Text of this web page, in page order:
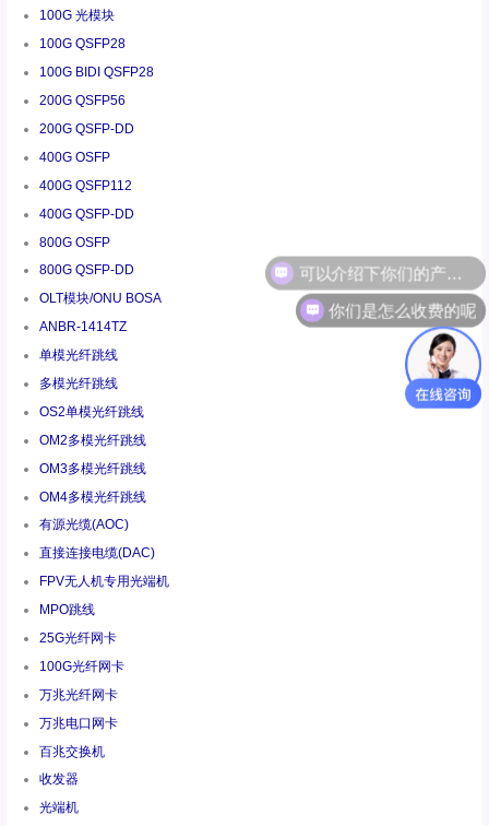
100G 光模块
100G QSFP28
100G BIDI QSFP28
200G QSFP56
200G QSFP-DD
400G OSFP
400G QSFP112
400G QSFP-DD
800G OSFP
800G QSFP-DD
OLT模块/ONU BOSA
ANBR-1414TZ
单模光纤跳线
多模光纤跳线
OS2单模光纤跳线
OM2多模光纤跳线
OM3多模光纤跳线
OM4多模光纤跳线
有源光缆(AOC)
直接连接电缆(DAC)
FPV无人机专用光端机
MPO跳线
25G光纤网卡
100G光纤网卡
万兆光纤网卡
万兆电口网卡
百兆交换机
收发器
光端机
你们是怎么收费的呢